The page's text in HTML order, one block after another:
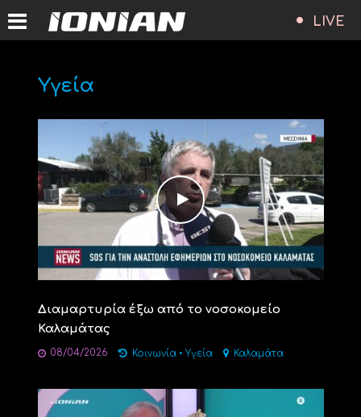
LIVE
Υγεία
Διαμαρτυρία έξω από το νοσοκομείο
Καλαμάτας
08/04/2026 Κοινωνία • Υγεία Καλαμάτα